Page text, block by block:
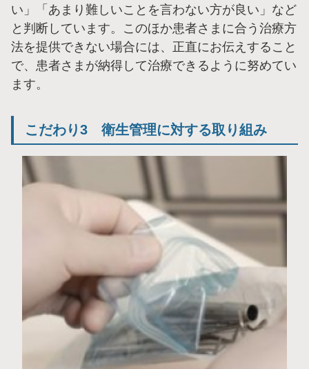
い」「あまり難しいことを言わない方が良い」など
と判断しています。このほか患者さまに合う治療方
法を提供できない場合には、正直にお伝えすること
で、患者さまが納得して治療できるように努めてい
ます。
こだわり3 衛生管理に対する取り組み